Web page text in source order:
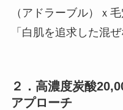
（アドラーブル）ｘ
「白肌を追求した混
２．高濃度炭酸
アプローチ